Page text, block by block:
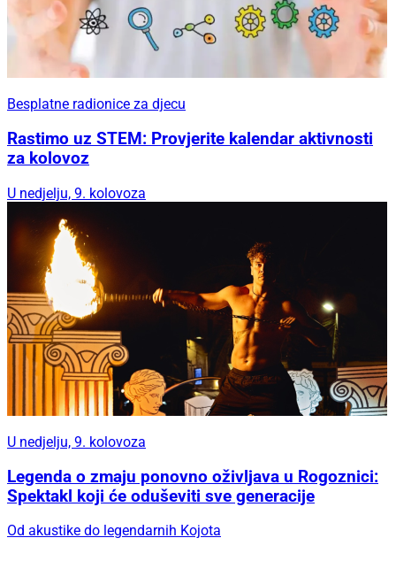
Besplatne radionice za djecu
Rastimo uz STEM: Provjerite kalendar aktivnosti
za kolovoz
U nedjelju, 9. kolovoza
U nedjelju, 9. kolovoza
Legenda o zmaju ponovno oživljava u Rogoznici:
Spektakl koji će oduševiti sve generacije
Od akustike do legendarnih Kojota